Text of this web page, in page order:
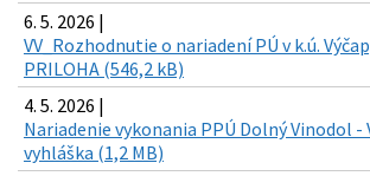
6. 5. 2026 |
VV_Rozhodnutie o nariadení PÚ v k.ú.
PRILOHA (546,2 kB)
4. 5. 2026 |
Nariadenie vykonania PPÚ Dolný Vinodol -
vyhláška (1,2 MB)